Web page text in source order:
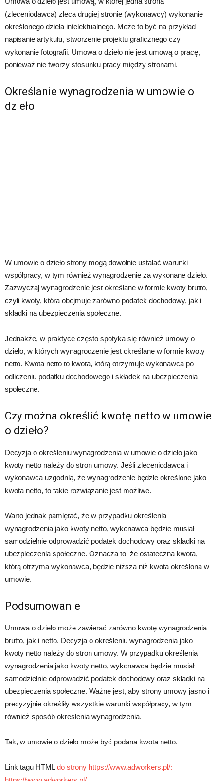
(zleceniodawca) zleca drugiej stronie (wykonawcy) wykonanie
określonego dzieła intelektualnego. Może to być na przykład
napisanie artykułu, stworzenie projektu graficznego czy
wykonanie fotografii. Umowa o dzieło nie jest umową o pracę,
ponieważ nie tworzy stosunku pracy między stronami.
Określanie wynagrodzenia w umowie o
dzieło
W umowie o dzieło strony mogą dowolnie ustalać warunki
współpracy, w tym również wynagrodzenie za wykonane dzieło.
Zazwyczaj wynagrodzenie jest określane w formie kwoty brutto,
czyli kwoty, która obejmuje zarówno podatek dochodowy, jak i
składki na ubezpieczenia społeczne.
Jednakże, w praktyce często spotyka się również umowy o
dzieło, w których wynagrodzenie jest określane w formie kwoty
netto. Kwota netto to kwota, którą otrzymuje wykonawca po
odliczeniu podatku dochodowego i składek na ubezpieczenia
społeczne.
Czy można określić kwotę netto w umowie
o dzieło?
Decyzja o określeniu wynagrodzenia w umowie o dzieło jako
kwoty netto należy do stron umowy. Jeśli zleceniodawca i
wykonawca uzgodnią, że wynagrodzenie będzie określone jako
kwota netto, to takie rozwiązanie jest możliwe.
Warto jednak pamiętać, że w przypadku określenia
wynagrodzenia jako kwoty netto, wykonawca będzie musiał
samodzielnie odprowadzić podatek dochodowy oraz składki na
ubezpieczenia społeczne. Oznacza to, że ostateczna kwota,
którą otrzyma wykonawca, będzie niższa niż kwota określona w
umowie.
Podsumowanie
Umowa o dzieło może zawierać zarówno kwotę wynagrodzenia
brutto, jak i netto. Decyzja o określeniu wynagrodzenia jako
kwoty netto należy do stron umowy. W przypadku określenia
wynagrodzenia jako kwoty netto, wykonawca będzie musiał
samodzielnie odprowadzić podatek dochodowy oraz składki na
ubezpieczenia społeczne. Ważne jest, aby strony umowy jasno i
precyzyjnie określiły wszystkie warunki współpracy, w tym
również sposób określenia wynagrodzenia.
Tak, w umowie o dzieło może być podana kwota netto.
Link tagu HTMLdo strony https://www.adworkers.pl/: